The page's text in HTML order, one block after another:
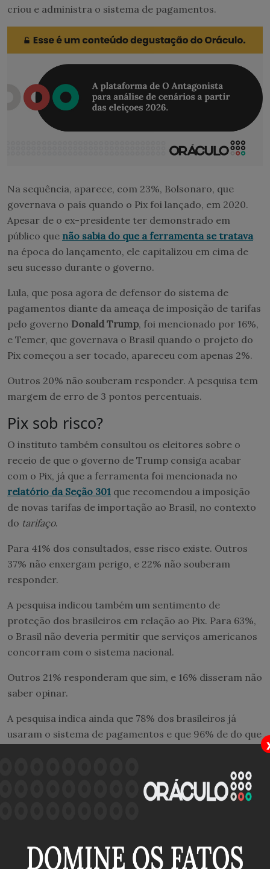
criou e administra o sistema de pagamentos.
Na sequência, aparece, com 23%, Bolsonaro, que
governava o país quando o Pix foi lançado, em 2020.
Apesar de o ex-presidente ter demonstrado em
público que não sabia do que a ferramenta se tratava
na época do lançamento, ele capitalizou em cima de
seu sucesso durante o governo.
Lula, que posa agora de defensor do sistema de
pagamentos diante da ameaça de imposição de tarifas
pelo governo Donald Trump, foi mencionado por 16%,
e Temer, que governava o Brasil quando o projeto do
Pix começou a ser tocado, apareceu com apenas 2%.
Outros 20% não souberam responder. A pesquisa tem
margem de erro de 3 pontos percentuais.
Pix sob risco?
O instituto também consultou os eleitores sobre o
receio de que o governo de Trump consiga acabar
com o Pix, já que a ferramenta foi mencionada no
relatório da Seção 301 que recomendou a imposição
de novas tarifas de importação ao Brasil, no contexto
do tarifaço.
Para 41% dos consultados, esse risco existe. Outros
37% não enxergam perigo, e 22% não souberam
responder.
A pesquisa indicou também um sentimento de
proteção dos brasileiros em relação ao Pix. Para 63%,
o Brasil não deveria permitir que serviços americanos
concorram com o sistema nacional.
Outros 21% responderam que sim, e 16% disseram não
saber opinar.
A pesquisa indica ainda que 78% dos brasileiros já
usaram o sistema de pagamentos e que 96% de do que
A Realtime perguntou também como os eleitores
consultados se dividiram.